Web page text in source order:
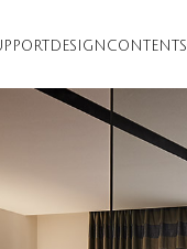
DESIGN CONTENTS